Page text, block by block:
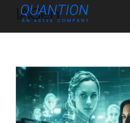
IAGen